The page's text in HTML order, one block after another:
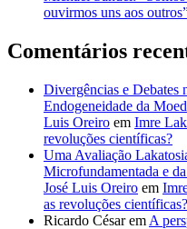
ouvirmos uns aos
Comentários
Divergências e Debates
Endogeneidade da
Luis Oreiro em Imre
revoluções científicas?
Uma Avaliação
Microfundamentada e
José Luis Oreiro em
as revoluções científicas?
Ricardo Césarem A